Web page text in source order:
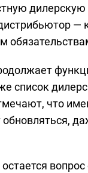
—
список
что
вопрос